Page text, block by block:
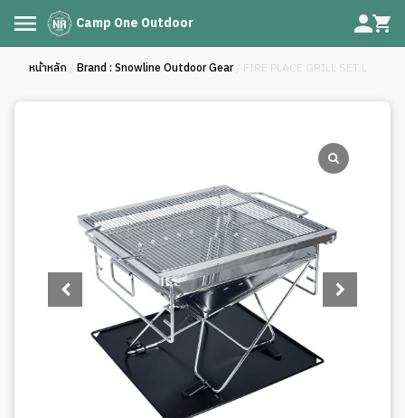
Camp One Outdoor
หน้าหลัก / Brand : Snowline Outdoor Gear/ FIRE PLACE GRILL SET L